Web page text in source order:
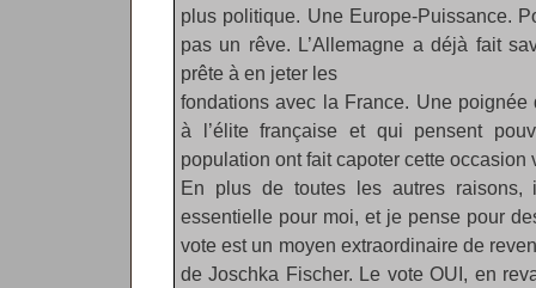
plus politique. Une Europe-Puissance.
pas un rêve. L’Allemagne a déjà fait
prête à en jeter les
fondations avec la France. Une poignée
à l’élite française et qui pensent
population ont fait capoter cette occasion
En plus de toutes les autres
essentielle pour moi, et je pense pour
vote est un moyen extraordinaire de
de Joschka Fischer. Le vote OUI, en